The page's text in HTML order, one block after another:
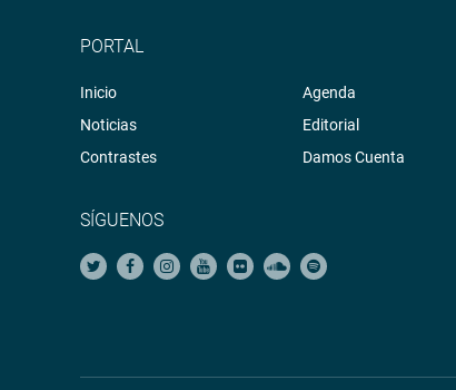
PORTAL
Inicio
Noticias
Contrastes
Agenda
Editorial
Damos Cuenta
SÍGUENOS